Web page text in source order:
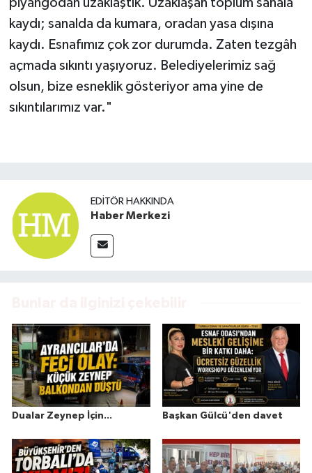
piyangodan uzaklaştık. Uzaklaşan toplum sanala
kaydı; sanalda da kumara, oradan yasa dışına
kaydı. Esnafımız çok zor durumda. Zaten tezgâh
açmada sıkıntı yaşıyoruz. Belediyelerimiz sağ
olsun, bize esneklik gösteriyor ama yine de
sıkıntılarımız var."
EDITÖR HAKKINDA
Haber Merkezi
Dualar Zeynep İçin... Başkan Gülcü'den davet